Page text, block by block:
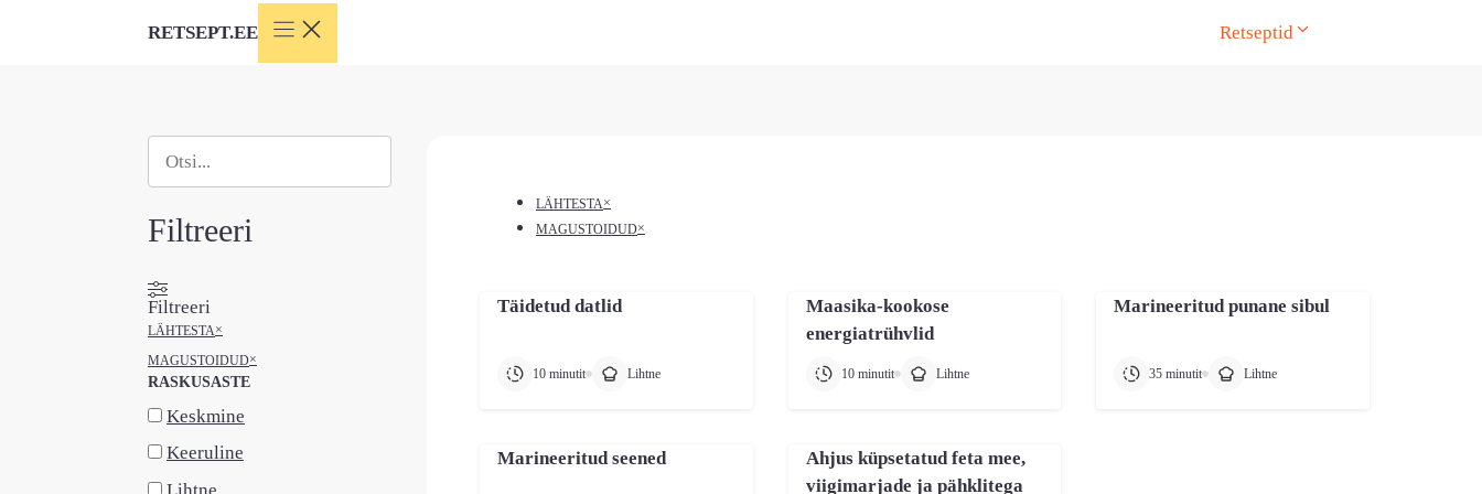
RETSEPT.EE Retseptid
LÄHTESTA×
MAGUSTOIDUD×
Täidetud datlid
10 minutit Lihtne
Maasika-kookose
energiatrühvlid
10 minutit Lihtne
Marineeritud punane sibul
35 minutit Lihtne
Marineeritud seened
Ahjus küpsetatud feta mee,
viigimarjade ja pähklitega
When autocomplete results are available use up and down arrows to review and enter to go to the desired page. Touch device users, explore by touch or with swipe
Filtreeri
Filtreeri
LÄHTESTA×
MAGUSTOIDUD×
RASKUSASTE
Keskmine
Keeruline
Lihtne